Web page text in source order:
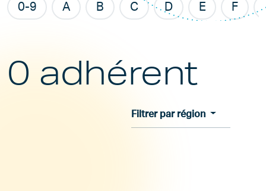
0-9 A B C D E F
0 adhérent
Filtrer par région